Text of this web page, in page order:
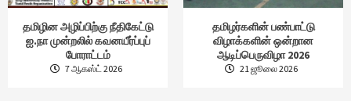
தமிழின அழிப்பிற்கு நீதிகேட்டு
ஐ.நா முன்றலில் கவனயீர்ப்புப்
போராட்டம்
7 ஆகஸ்ட் 2026
தமிழர்களின் பண்பாட்டு
விழாக்களின் ஒன்றான
ஆடிப்பெருவிழா 2026
21 ஜூலை 2026